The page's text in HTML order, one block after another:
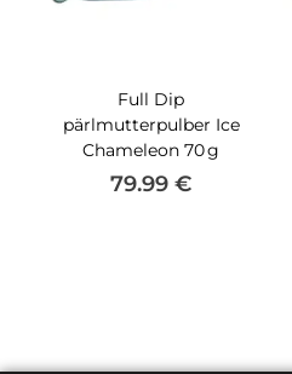
Full Dip
pärlmutterpulber Ice
Chameleon 70 g
79.99 €